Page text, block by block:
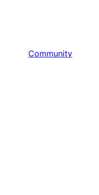
Community